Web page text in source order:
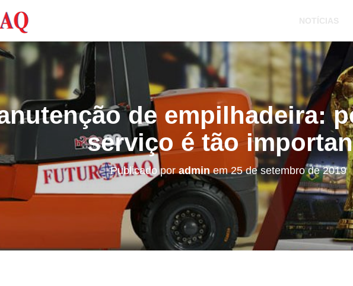
NOTÍCIAS
de empilhadeira:
serviço é tão
Publicado poradminem25 de setembro de 2019